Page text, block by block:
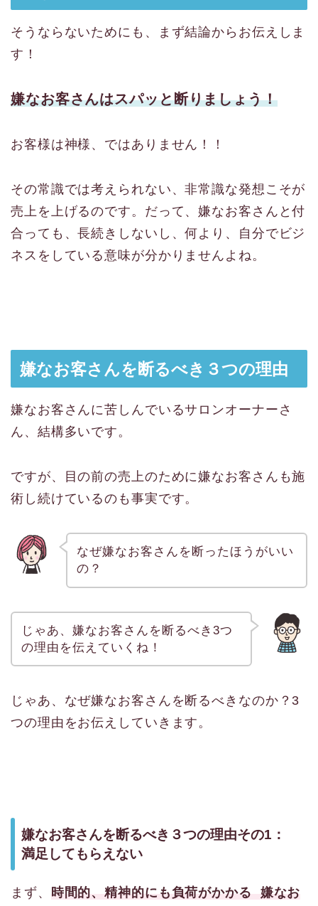
そうならないためにも、まず結論からお伝えしま
す！
嫌なお客さんはスパッと断りましょう！
お客様は神様、ではありません！！
その常識では考えられない、非常識な発想こそが
売上を上げるのです。だって、嫌なお客さんと付
合っても、長続きしないし、何より、自分でビジ
ネスをしている意味が分かりませんよね。
嫌なお客さんを断るべき３つの理由
嫌なお客さんに苦しんでいるサロンオーナーさ
ん、結構多いです。
ですが、目の前の売上のために嫌なお客さんも施
術し続けているのも事実です。
なぜ嫌なお客さんを断ったほうがいい
の？
じゃあ、嫌なお客さんを断るべき3つ
の理由を伝えていくね！
じゃあ、なぜ嫌なお客さんを断るべきなのか？3
つの理由をお伝えしていきます。
嫌なお客さんを断るべき３つの理由その1：
満足してもらえない
まず、
時間的、精神的にも負荷がかかる 嫌なお